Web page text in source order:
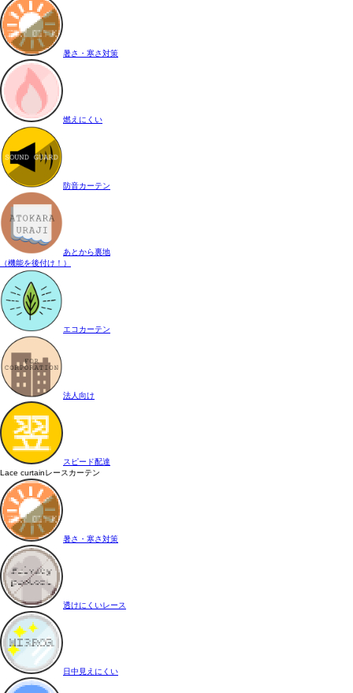
暑さ・寒さ対策
燃えにくい
防音カーテン
あとから裏地
（機能を後付け！）
エコカーテン
法人向け
スピード配達
Lace curtainレースカーテン
暑さ・寒さ対策
透けにくいレース
日中見えにくい